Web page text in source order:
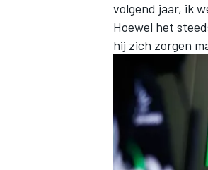
volgend jaar, ik
Hoewel het
hij zich zorgen